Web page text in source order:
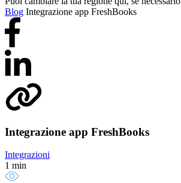
Blog Integrazione app FreshBooks
Integrazione app FreshBooks
Integrazioni
1 min